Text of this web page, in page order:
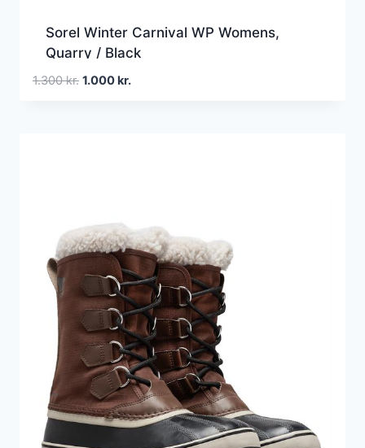
Sorel Winter Carnival WP Womens,
Quarry / Black
1.300kr. Den
1.000kr.Den